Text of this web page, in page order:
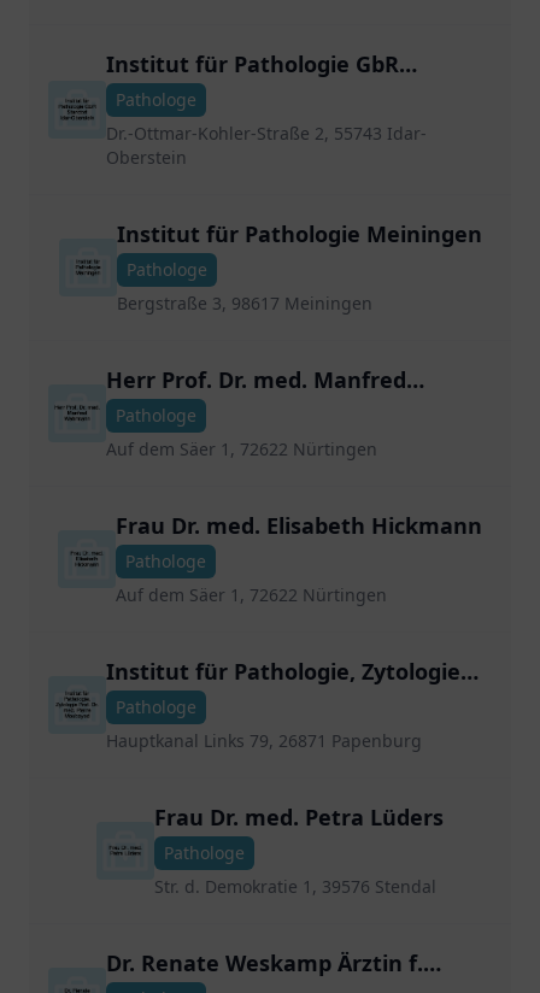
Institut für Pathologie GbR
Standort Idar-Oberstein
Pathologe
Dr.-Ottmar-Kohler-Straße 2, 55743 Idar-
Oberstein
Institut für Pathologie Meiningen
Pathologe
Bergstraße 3, 98617 Meiningen
Herr Prof. Dr. med. Manfred
Wehrmann
Pathologe
Auf dem Säer 1, 72622 Nürtingen
Frau Dr. med. Elisabeth Hickmann
Pathologe
Auf dem Säer 1, 72622 Nürtingen
Institut für Pathologie, Zytologie
Prof. Dr. med. Pierre Moubayed
Pathologe
Hauptkanal Links 79, 26871 Papenburg
Frau Dr. med. Petra Lüders
Pathologe
Str. d. Demokratie 1, 39576 Stendal
Dr. Renate Weskamp Ärztin f.